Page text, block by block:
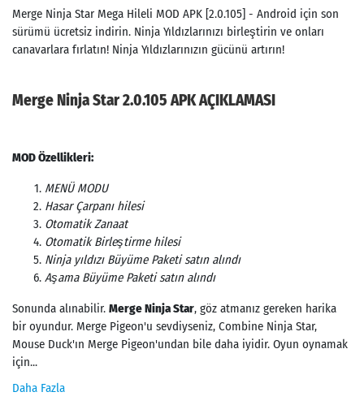
Merge Ninja Star Mega Hileli MOD APK [2.0.105] - Android için son
sürümü ücretsiz indirin. Ninja Yıldızlarınızı birleştirin ve onları
canavarlara fırlatın! Ninja Yıldızlarınızın gücünü artırın!
Merge Ninja Star 2.0.105 APK AÇIKLAMASI
MOD Özellikleri:
MENÜ MODU
Hasar Çarpanı hilesi
Otomatik Zanaat
Otomatik Birleştirme hilesi
Ninja yıldızı Büyüme Paketi satın alındı
Aşama Büyüme Paketi satın alındı
Sonunda alınabilir. Merge Ninja Star, göz atmanız gereken harika
bir oyundur. Merge Pigeon'u sevdiyseniz, Combine Ninja Star,
Mouse Duck'ın Merge Pigeon'undan bile daha iyidir. Oyun oynamak
için...
Daha Fazla